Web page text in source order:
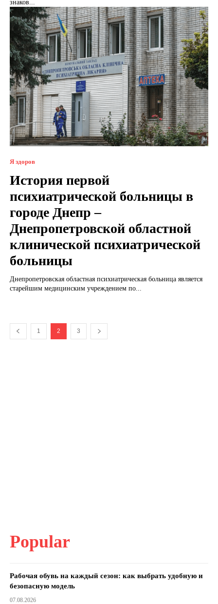
знаков...
Я здоров
История первой
психиатрической больницы в
городе Днепр –
Днепропетровской областной
клинической психиатрической
больницы
Днепропетровская областная психиатрическая больница является
старейшим медицинским учреждением по...
1 2 3
Popular
Рабочая обувь на каждый сезон: как выбрать удобную и
безопасную модель
07.08.2026